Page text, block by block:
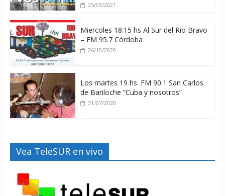
25/03/2021
Miercoles 18:15 hs Al Sur del Rio Bravo
– FM 95.7 Córdoba
26/10/2020
Los martes 19 hs. FM 90.1 San Carlos
de Bariloche “Cuba y nosotros”
31/07/2020
Vea TeleSUR en vivo